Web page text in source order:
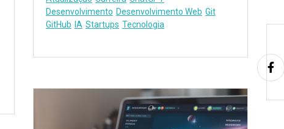
Desenvolvimento Desenvolvimento Web Git
GitHub IA Startups Tecnologia